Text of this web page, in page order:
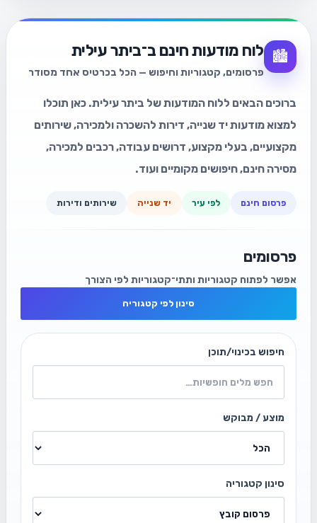
🏙️ לוח מודעות חינם ב־ביתר עילית
פרסומים, קטגוריות וחיפוש — הכל בכרטיס אחד מסודר
ברוכים הבאים ללוח המודעות של ביתר עילית. כאן תוכלו
למצוא מודעות יד שנייה, דירות להשכרה ולמכירה, שירותים
מקצועיים, בעלי מקצוע, דרושים עבודה, רכבים למכירה,
מסירה חינם, חיפושים מקומיים ועוד.
פרסום חינם לפי עיר יד שנייה שירותים ודירות
פרסומים
אפשר לפתוח קטגוריות ותתי־קטגוריות לפי הצורך
סינון לפי קטגוריה
חיפוש בכינוי/תוכן
מוצע / מבוקש
סינון קטגוריה